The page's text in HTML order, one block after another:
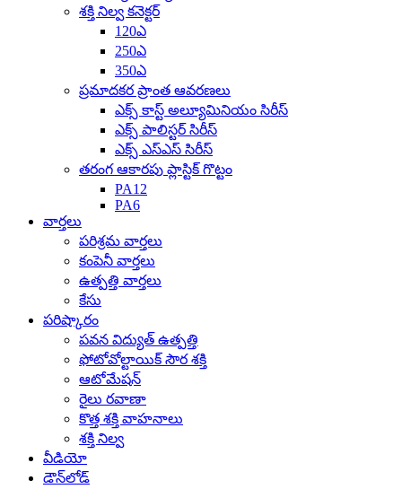
శక్తి నిల్వ కనెక్టర్
120ఎ
250ఎ
350ఎ
ప్రమాదకర ప్రాంత ఆవరణలు
ఎక్స్ కాస్ట్ అల్యూమినియం సిరీస్
ఎక్స్ పాలిస్టర్ సిరీస్
ఎక్స్ ఎస్ఎస్ సిరీస్
తరంగ ఆకారపు ప్లాస్టిక్ గొట్టం
PA12
PA6
వార్తలు
పరిశ్రమ వార్తలు
కంపెనీ వార్తలు
ఉత్పత్తి వార్తలు
కేసు
పరిష్కారం
పవన విద్యుత్ ఉత్పత్తి
ఫోటోవోల్టాయిక్ సౌర శక్తి
ఆటోమేషన్
రైలు రవాణా
కొత్త శక్తి వాహనాలు
శక్తి నిల్వ
వీడియో
డౌన్‌లోడ్